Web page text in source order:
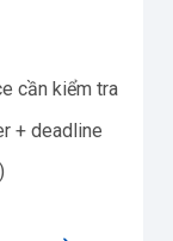
cần kiểm tra
+ deadline